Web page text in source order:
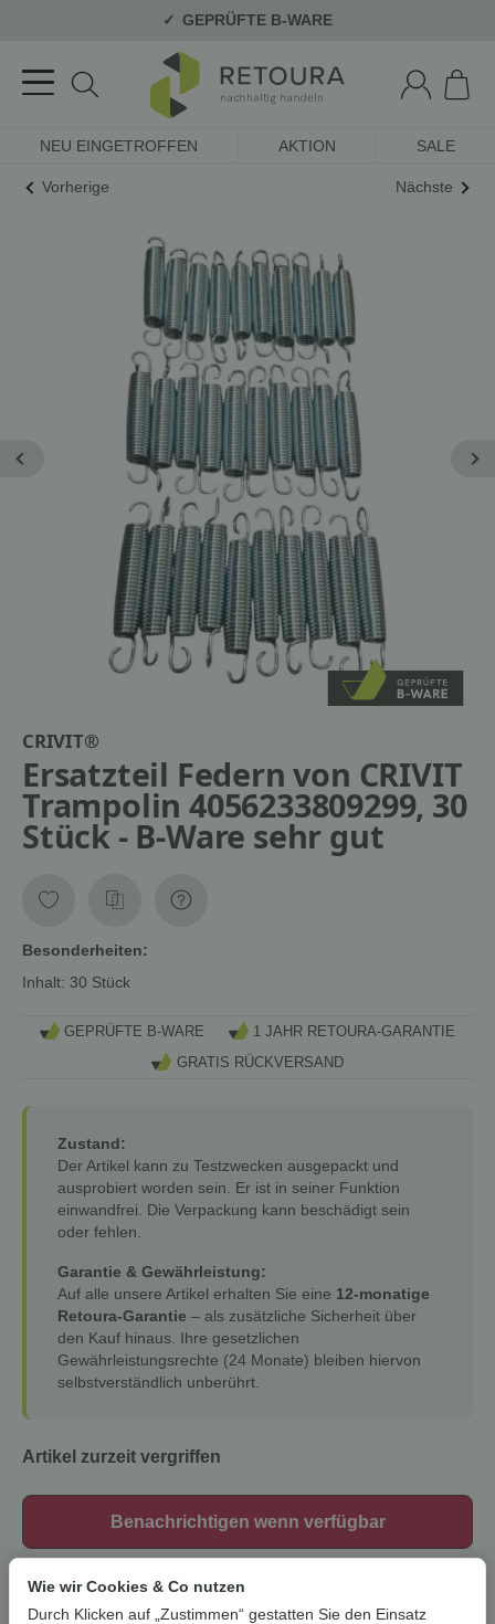
GEPRÜFTE B-WARE
NEU EINGETROFFEN AKTION SALE
Vorherige Nächste
CRIVIT®
Ersatzteil Federn von CRIVIT
Trampolin 4056233809299, 30
Stück - B-Ware sehr gut
Besonderheiten:
Inhalt: 30 Stück
GEPRÜFTE B-WARE
1 JAHR RETOURA-GARANTIE
GRATIS RÜCKVERSAND
Zustand:
Der Artikel kann zu Testzwecken ausgepackt und
ausprobiert worden sein. Er ist in seiner Funktion
einwandfrei. Die Verpackung kann beschädigt sein
oder fehlen.
Garantie & Gewährleistung:
Auf alle unsere Artikel erhalten Sie eine 12-monatige
Retoura-Garantie – als zusätzliche Sicherheit über
den Kauf hinaus. Ihre gesetzlichen
Gewährleistungsrechte (24 Monate) bleiben hiervon
selbstverständlich unberührt.
Artikel zurzeit vergriffen
Benachrichtigen wenn verfügbar
HAN:1709202202
Kategorie:Ersatzteile
Wie wir Cookies & Co nutzen
Durch Klicken auf „Zustimmen“ gestatten Sie den Einsatz